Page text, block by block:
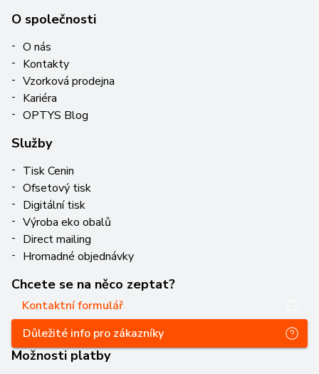
O společnosti
O nás
Kontakty
Vzorková prodejna
Kariéra
OPTYS Blog
Služby
Tisk Cenin
Ofsetový tisk
Digitální tisk
Výroba eko obalů
Direct mailing
Hromadné objednávky
Chcete se na něco zeptat?
Kontaktní formulář
Důležité info pro zákazníky
Možnosti platby